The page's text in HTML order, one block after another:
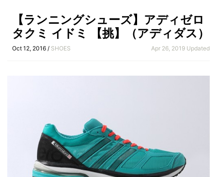
【ランニングシューズ】アディゼロ
タクミ イドミ 【挑】（アディダス）
Oct 12, 2016 / SHOES Apr 26, 2019 Updated